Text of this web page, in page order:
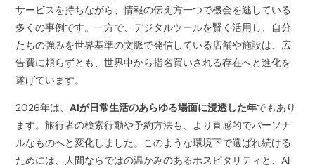
サービスを持ちながら、情報の伝え方一つで機会を逃している
多くの事例です。一方で、デジタルツールを賢く活用し、自分
たちの強みを世界基準の文脈で発信している店舗や施設は、広
告費に頼らずとも、世界中から指名買いされる存在へと進化を
遂げています。
2026年は、AIが日常生活のあらゆる場面に浸透した年でもあり
ます。旅行者の検索行動や予約方法も、より直感的でパーソナ
ルなものへと変化しました。このような環境下で選ばれ続ける
ためには、人間ならではの温かみのあるホスピタリティと、AI